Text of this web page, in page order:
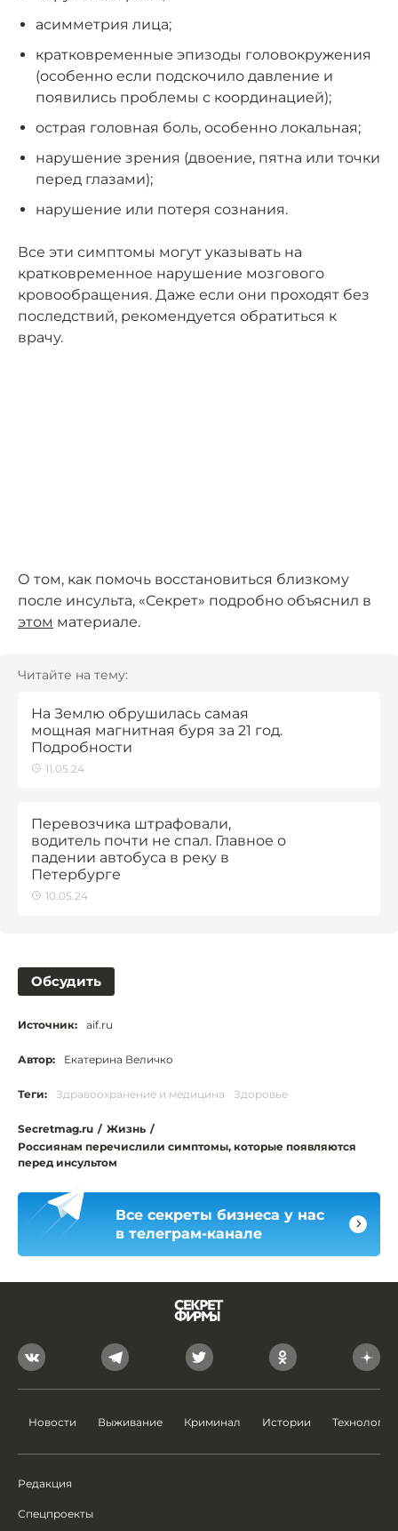
асимметрия лица;
кратковременные эпизоды головокружения
(особенно если подскочило давление и
появились проблемы с координацией);
острая головная боль, особенно локальная;
нарушение зрения (двоение, пятна или точки
перед глазами);
нарушение или потеря сознания.
Все эти симптомы могут указывать на
кратковременное нарушение мозгового
кровообращения. Даже если они проходят без
последствий, рекомендуется обратиться к
врачу.
О том, как помочь восстановиться близкому
после инсульта, «Секрет» подробно объяснил в
этом материале.
Читайте на тему:
На Землю обрушилась самая
мощная магнитная буря за 21 год.
Подробности
11.05.24
Перевозчика штрафовали,
водитель почти не спал. Главное о
падении автобуса в реку в
Петербурге
10.05.24
Обсудить
Источник: aif.ru
Автор: Екатерина Величко
Теги: Здравоохранение и медицина Здоровье
Secretmag.ru / Жизнь /
Россиянам перечислили симптомы, которые появляются
перед инсультом
Все секреты бизнеса у нас
в телеграм-канале
Новости Выживание Криминал Истории Технологии
Редакция
Спецпроекты